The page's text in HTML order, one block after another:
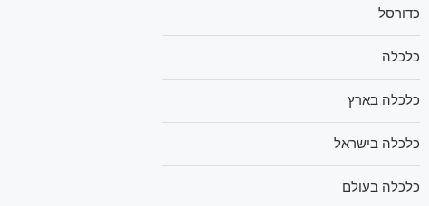
כדורסל
כלכלה
כלכלה בארץ
כלכלה בישראל
כלכלה בעולם